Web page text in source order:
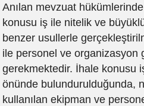
Anılan mevzuat
konusu iş ile nitelik ve
benzer usullerle
ile personel ve organizasyon
gerekmektedir. İhale konusu
önünde bulundurulduğunda,
kullanılan ekipman ve